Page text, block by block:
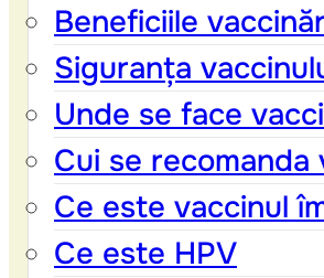
Beneficiile
Siguranța
Unde se face
Cui se recomanda
Ce este vaccinul
Ce este HPV